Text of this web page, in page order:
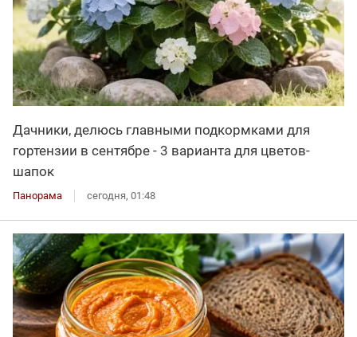
Дачники, делюсь главными подкормками для
гортензии в сентябре - 3 варианта для цветов-
шапок
Панорама сегодня, 01:48